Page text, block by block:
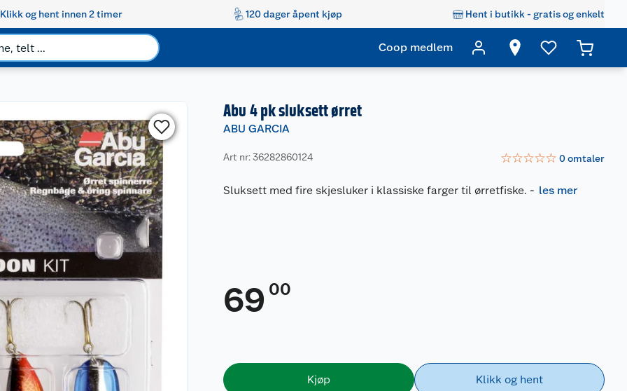
Klikk og hent innen 2 timer 120 dager åpent kjøp Hent i butikk - gratis og enkelt
Coop medlem
Abu 4 pk sluksett ørret
ABU GARCIA
Art nr: 36282860124 ☆☆☆☆☆ 0omtaler
Sluksett med fire skjesluker i klassiske farger til ørretfiske. - les mer
69 00
Kjøp Klikk og hent